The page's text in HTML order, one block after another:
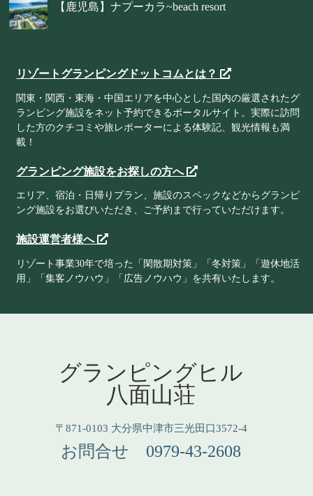
【鹿児島】ナプーカラ~beach resort
リゾートグランピングドットコムとは？
関東・関西・東海・中国エリアを中心とした国内の厳選されたグ
ランピング施設をネット予約できるポータルサイト。実際に訪問
した方のクチコミや旅レポーターによる体験記、観光情報も満
載！
グランピング施設をお探しの方へ
エリア、宿泊・日帰りプラン、施設のスペックなどからグランピ
ング施設をお選びいただき、ご予約まで行っていただけます。
施設運営者様へ
リゾート事業30年で培った「閑散期対策」「冬対策」「遊休地活
用」「集客ノウハウ」「広告ノウハウ」を共有いたします。
グランピングヒル
八面山荘
〒871-0103 大分県中津市三光田口3572-4
お問合せ 0979-43-2608